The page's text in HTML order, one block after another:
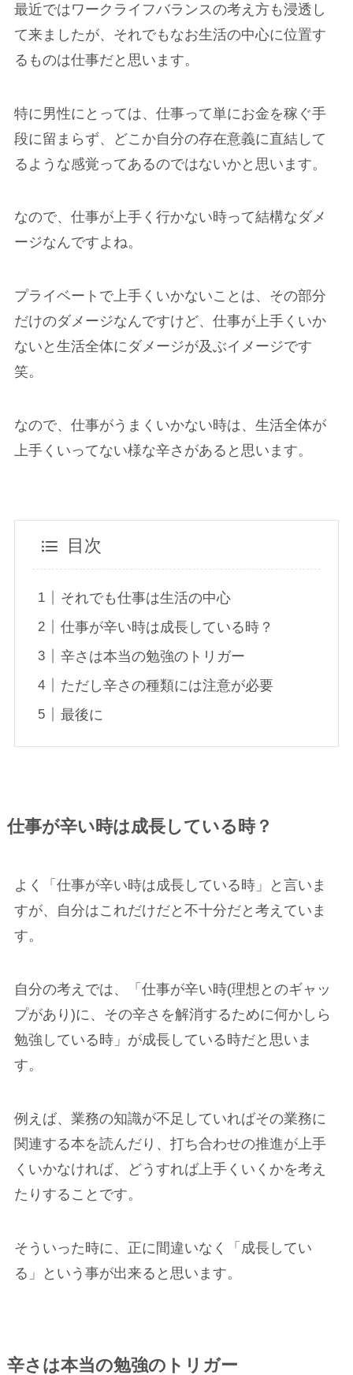
最近ではワークライフバランスの考え方も浸透し
て来ましたが、それでもなお生活の中心に位置す
るものは仕事だと思います。
特に男性にとっては、仕事って単にお金を稼ぐ手
段に留まらず、どこか自分の存在意義に直結して
るような感覚ってあるのではないかと思います。
なので、仕事が上手く行かない時って結構なダメ
ージなんですよね。
プライベートで上手くいかないことは、その部分
だけのダメージなんですけど、仕事が上手くいか
ないと生活全体にダメージが及ぶイメージです
笑。
なので、仕事がうまくいかない時は、生活全体が
上手くいってない様な辛さがあると思います。
目次
それでも仕事は生活の中心
仕事が辛い時は成長している時？
辛さは本当の勉強のトリガー
ただし辛さの種類には注意が必要
最後に
仕事が辛い時は成長している時？
よく「仕事が辛い時は成長している時」と言いま
すが、自分はこれだけだと不十分だと考えていま
す。
自分の考えでは、「仕事が辛い時(理想とのギャッ
プがあり)に、その辛さを解消するために何かしら
勉強している時」が成長している時だと思いま
す。
例えば、業務の知識が不足していればその業務に
関連する本を読んだり、打ち合わせの推進が上手
くいかなければ、どうすれば上手くいくかを考え
たりすることです。
そういった時に、正に間違いなく「成長してい
る」という事が出来ると思います。
辛さは本当の勉強のトリガー